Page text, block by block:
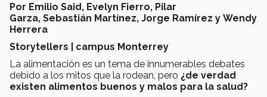
Por Emilio Said, Evelyn Fierro, Pilar
Garza, Sebastián Martínez, Jorge Ramírez y Wendy
Herrera
Storytellers | campus Monterrey
La alimentación es un tema de innumerables debates
debido a los mitos que la rodean, pero ¿de verdad
existen alimentos buenos y malos para la salud?